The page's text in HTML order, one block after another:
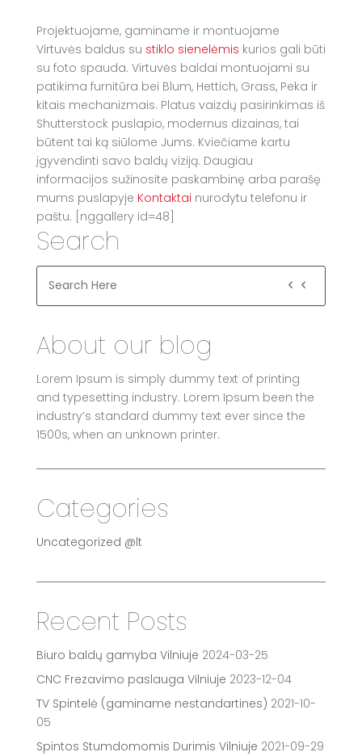
Projektuojame, gaminame ir montuojame
Virtuvės baldus su stiklo sienelėmis kurios gali būti
su foto spauda. Virtuvės baldai montuojami su
patikima furnitūra bei Blum, Hettich, Grass, Peka ir
kitais mechanizmais. Platus vaizdų pasirinkimas iš
Shutterstock puslapio, modernus dizainas, tai
būtent tai ką siūlome Jums. Kviečiame kartu
įgyvendinti savo baldų viziją. Daugiau
informacijos sužinosite paskambinę arba parašę
mums puslapyje Kontaktai nurodytu telefonu ir
paštu. [nggallery id=48]
Search
About our blog
Lorem Ipsum is simply dummy text of printing
and typesetting industry. Lorem Ipsum been the
industry’s standard dummy text ever since the
1500s, when an unknown printer.
Categories
Uncategorized @lt
Recent Posts
Biuro baldų gamyba Vilniuje 2024-03-25
CNC Frezavimo paslauga Vilniuje 2023-12-04
TV Spintelė (gaminame nestandartines) 2021-10-
05
Spintos Stumdomomis Durimis Vilniuje 2021-09-29